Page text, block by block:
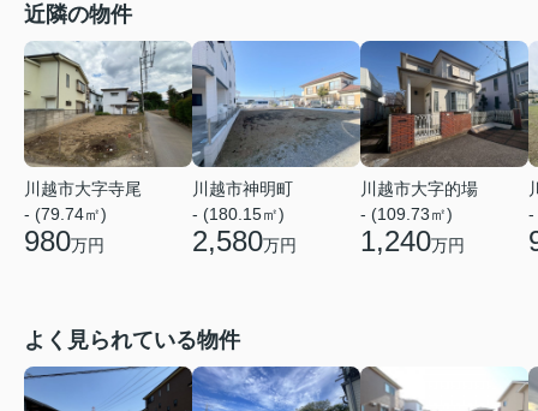
近隣の物件
川越市大字寺尾
- (79.74㎡)
980万円
川越市神明町
- (180.15㎡)
2,580万円
川越市大字的場
- (109.73㎡)
1,240万円
-
よく見られている物件